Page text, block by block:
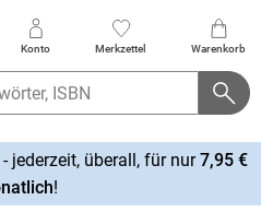
Konto Merkzettel Warenkorb
jederzeit, überall, für nur7,95 €
!